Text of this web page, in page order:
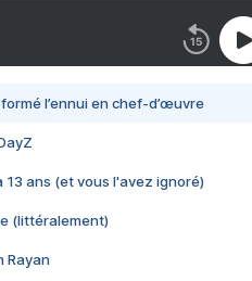
l’ennui en chef-d’œuvre
13 ans (et vous l'avez ignoré)
(littéralement)
Rayan